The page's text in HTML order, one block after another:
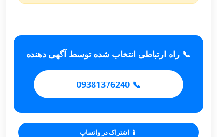
📞 راه ارتباطی انتخاب شده توسط آگهی دهنده
📞 09381376240
📱 اشتراک در واتساپ